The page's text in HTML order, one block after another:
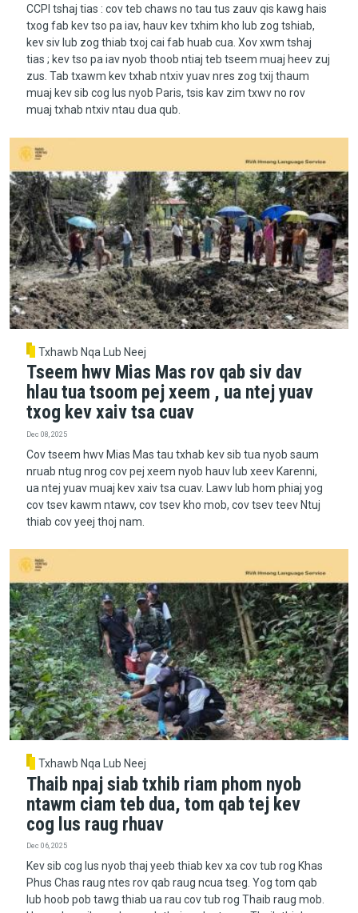
CCPI tshaj tias : cov teb chaws no tau tus zauv qis kawg hais
txog fab kev tso pa iav, hauv kev txhim kho lub zog tshiab,
kev siv lub zog thiab txoj cai fab huab cua. Xov xwm tshaj
tias ; kev tso pa iav nyob thoob ntiaj teb tseem muaj heev zuj
zus. Tab txawm kev txhab ntxiv yuav nres zog txij thaum
muaj kev sib cog lus nyob Paris, tsis kav zim txwv no rov
muaj txhab ntxiv ntau dua qub.
Txhawb Nqa Lub Neej
Tseem hwv Mias Mas rov qab siv dav
hlau tua tsoom pej xeem , ua ntej yuav
txog kev xaiv tsa cuav
Dec 08, 2025
Cov tseem hwv Mias Mas tau txhab kev sib tua nyob saum
nruab ntug nrog cov pej xeem nyob hauv lub xeev Karenni,
ua ntej yuav muaj kev xaiv tsa cuav. Lawv lub hom phiaj yog
cov tsev kawm ntawv, cov tsev kho mob, cov tsev teev Ntuj
thiab cov yeej thoj nam.
Txhawb Nqa Lub Neej
Thaib npaj siab txhib riam phom nyob
ntawm ciam teb dua, tom qab tej kev
cog lus raug rhuav
Dec 06, 2025
Kev sib cog lus nyob thaj yeeb thiab kev xa cov tub rog Khas
Phus Chas raug ntes rov qab raug ncua tseg. Yog tom qab
lub hoob pob tawg thiab ua rau cov tub rog Thaib raug mob.